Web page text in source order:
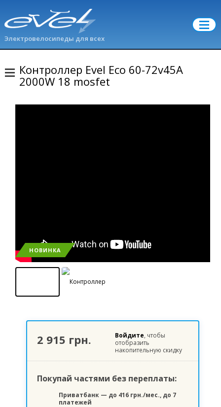
Электровелосипеды для всех
Контроллер Evel Eco 60-72v45A
2000W 18 mosfet
НОВИНКА
2 915 грн. Войдите, чтобы
отобразить
накопительную скидку
Покупай частями без переплаты:
Приватбанк — до 416 грн./мес., до 7
платежей